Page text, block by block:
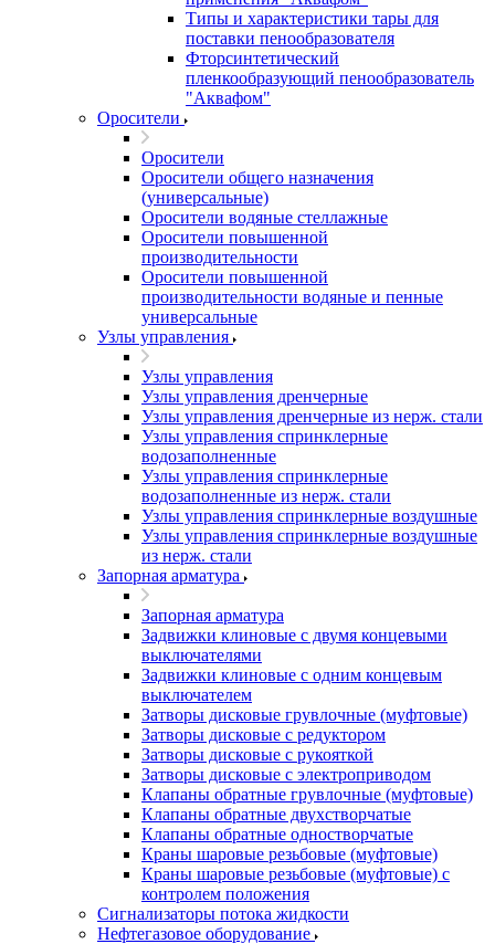
Типы и характеристики тары для
поставки пенообразователя
Фторсинтетический
пленкообразующий пенообразователь
"Аквафом"
Оросители
Оросители
Оросители oбщего назначения
(универсальные)
Оросители водяные стеллажные
Оросители повышенной
производительности
Оросители повышенной
производительности водяные и пенные
универсальные
Узлы управления
Узлы управления
Узлы управления дренчерные
Узлы управления дренчерные из нерж. стали
Узлы управления спринклерные
водозаполненные
Узлы управления спринклерные
водозаполненные из нерж. стали
Узлы управления спринклерные воздушные
Узлы управления спринклерные воздушные
из нерж. стали
Запорная арматура
Запорная арматура
Задвижки клиновые с двумя концевыми
выключателями
Задвижки клиновые с одним концевым
выключателем
Затворы дисковые грувлочные (муфтовые)
Затворы дисковые с редуктором
Затворы дисковые с рукояткой
Затворы дисковые с электроприводом
Клапаны обратные грувлочные (муфтовые)
Клапаны обратные двухстворчатые
Клапаны обратные одностворчатые
Краны шаровые резьбовые (муфтовые)
Краны шаровые резьбовые (муфтовые) с
контролем положения
Сигнализаторы потока жидкости
Нефтегазовое оборудование